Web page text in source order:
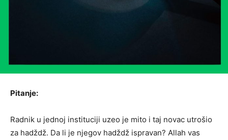
Pitanje:
Radnik u jednoj instituciji uzeo je mito i taj novac utrošio
za hadždž. Da li je njegov hadždž ispravan? Allah vas